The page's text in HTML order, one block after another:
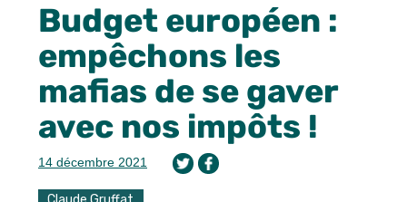
Budget européen :
empêchons les
mafias de se gaver
avec nos impôts !
14 décembre 2021